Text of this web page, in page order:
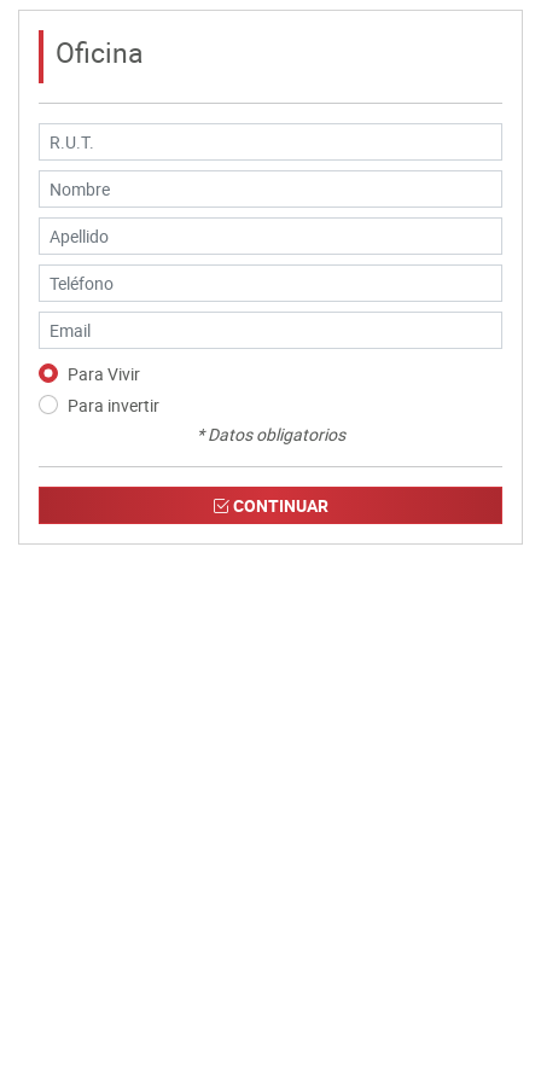
Oficina
Para Vivir
Para invertir
* Datos obligatorios
CONTINUAR